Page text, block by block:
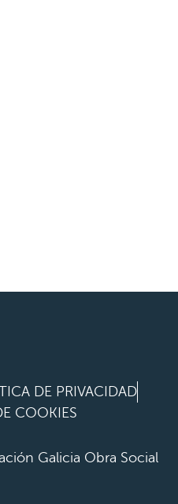
DE PRIVACIDAD
COOKIES
Galicia Obra Social